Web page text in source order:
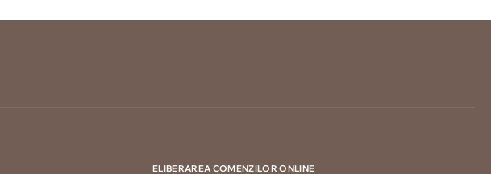
ELIBERAREA COMENZILOR ONLINE